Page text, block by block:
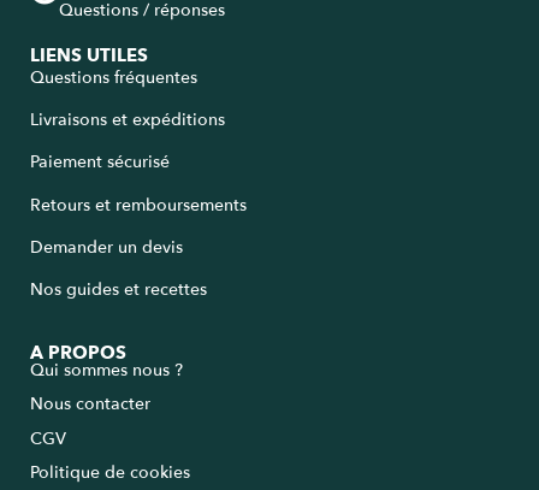
Questions / réponses
LIENS UTILES
Questions fréquentes
Livraisons et expéditions
Paiement sécurisé
Retours et remboursements
Demander un devis
Nos guides et recettes
A PROPOS
Qui sommes nous ?
Nous contacter
CGV
Politique de cookies